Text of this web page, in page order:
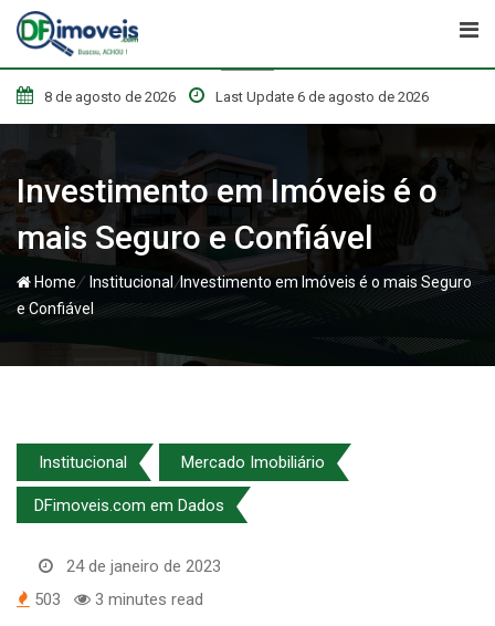
Skip
content
8 de agosto de 2026 Last Update 6 de agosto de 2026
Investimento em Imóveis é o
mais Seguro e Confiável
Home/Institucional /Investimento em Imóveis é o mais Seguro
e Confiável
Institucional Mercado Imobiliário
DFimoveis.com em Dados
24 de janeiro de 2023
503
3 minutes read